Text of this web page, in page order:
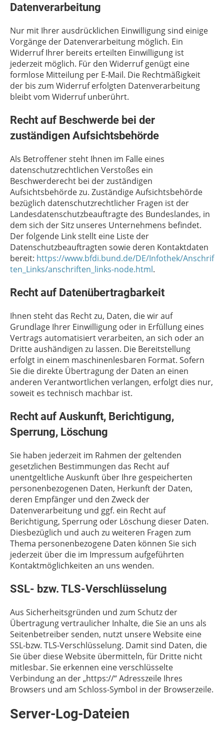
Datenverarbeitung
Nur mit Ihrer ausdrücklichen Einwilligung sind einige
Vorgänge der Datenverarbeitung möglich. Ein
Widerruf Ihrer bereits erteilten Einwilligung ist
jederzeit möglich. Für den Widerruf genügt eine
formlose Mitteilung per E-Mail. Die Rechtmäßigkeit
der bis zum Widerruf erfolgten Datenverarbeitung
bleibt vom Widerruf unberührt.
Recht auf Beschwerde bei der
zuständigen Aufsichtsbehörde
Als Betroffener steht Ihnen im Falle eines
datenschutzrechtlichen Verstoßes ein
Beschwerderecht bei der zuständigen
Aufsichtsbehörde zu. Zuständige Aufsichtsbehörde
bezüglich datenschutzrechtlicher Fragen ist der
Landesdatenschutzbeauftragte des Bundeslandes, in
dem sich der Sitz unseres Unternehmens befindet.
Der folgende Link stellt eine Liste der
Datenschutzbeauftragten sowie deren Kontaktdaten
bereit: https://www.bfdi.bund.de/DE/Infothek/Anschrif
ten_Links/anschriften_links-node.html.
Recht auf Datenübertragbarkeit
Ihnen steht das Recht zu, Daten, die wir auf
Grundlage Ihrer Einwilligung oder in Erfüllung eines
Vertrags automatisiert verarbeiten, an sich oder an
Dritte aushändigen zu lassen. Die Bereitstellung
erfolgt in einem maschinenlesbaren Format. Sofern
Sie die direkte Übertragung der Daten an einen
anderen Verantwortlichen verlangen, erfolgt dies nur,
soweit es technisch machbar ist.
Recht auf Auskunft, Berichtigung,
Sperrung, Löschung
Sie haben jederzeit im Rahmen der geltenden
gesetzlichen Bestimmungen das Recht auf
unentgeltliche Auskunft über Ihre gespeicherten
personenbezogenen Daten, Herkunft der Daten,
deren Empfänger und den Zweck der
Datenverarbeitung und ggf. ein Recht auf
Berichtigung, Sperrung oder Löschung dieser Daten.
Diesbezüglich und auch zu weiteren Fragen zum
Thema personenbezogene Daten können Sie sich
jederzeit über die im Impressum aufgeführten
Kontaktmöglichkeiten an uns wenden.
SSL- bzw. TLS-Verschlüsselung
Aus Sicherheitsgründen und zum Schutz der
Übertragung vertraulicher Inhalte, die Sie an uns als
Seitenbetreiber senden, nutzt unsere Website eine
SSL-bzw. TLS-Verschlüsselung. Damit sind Daten, die
Sie über diese Website übermitteln, für Dritte nicht
mitlesbar. Sie erkennen eine verschlüsselte
Verbindung an der „https://“ Adresszeile Ihres
Browsers und am Schloss-Symbol in der Browserzeile.
Server-Log-Dateien